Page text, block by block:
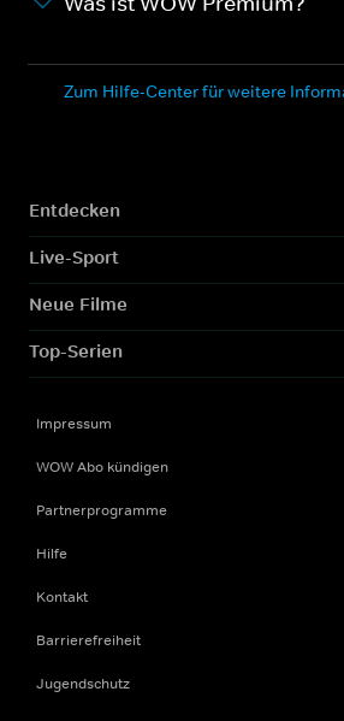
Zum Hilfe-Center für weitere
Entdecken
Live-Sport
Neue Filme
Top-Serien
Impressum
WOW Abo kündigen
Partnerprogramme
Hilfe
Kontakt
Barrierefreiheit
Jugendschutz